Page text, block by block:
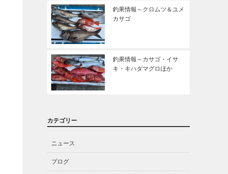
釣果情報～クロムツ＆ユメ
カサゴ
釣果情報～カサゴ・イサ
キ・キハダマグロほか
カテゴリー
ニュース
ブログ